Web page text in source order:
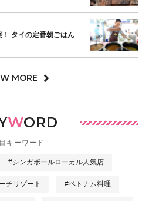
タイの定番朝ごはん
MORE
WORD
キーワード
#シンガポールローカル人気店
チリゾート #ベトナム料理